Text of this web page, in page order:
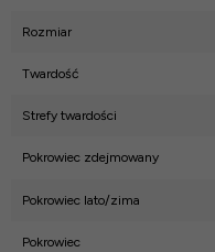
Rozmiar
Twardość
Strefy twardości
Pokrowiec zdejmowany
Pokrowiec lato/zima
Pokrowiec